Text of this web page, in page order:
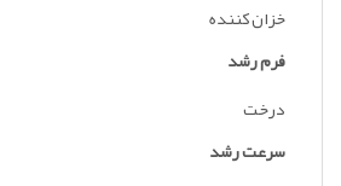
خزان کننده
فرم رشد
درخت
سرعت رشد